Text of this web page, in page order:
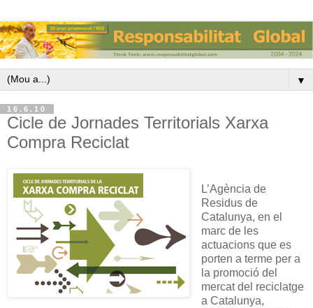
▼
16.6.10
Cicle de Jornades Territorials Xarxa
Compra Reciclat
L’Agència de
Residus de
Catalunya, en el
marc de les
actuacions que es
porten a terme per a
la promoció del
mercat del reciclatge
a Catalunya,